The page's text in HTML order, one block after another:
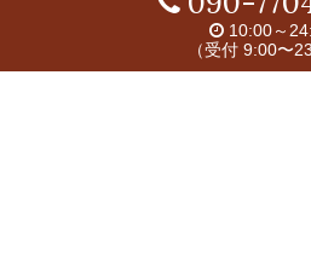
10:00～
（受付 9:00〜